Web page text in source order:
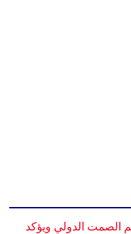
الصمت الدولي ويؤكد